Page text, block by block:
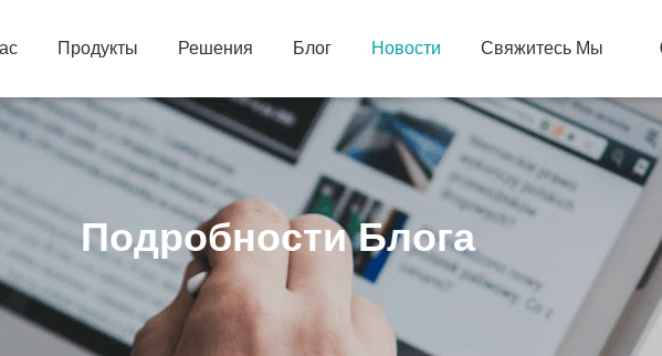
Продукты Решения Блог Новости Свяжитесь Мы
Подробности Блога